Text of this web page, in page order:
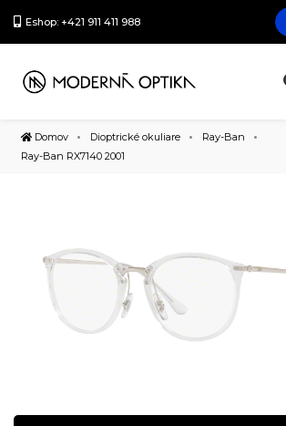
Eshop: +421 911 411 988
Domov Dioptrické okuliare
Ray-Ban
Ray-Ban RX7140 2001